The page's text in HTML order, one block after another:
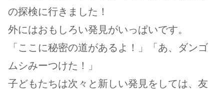
の探検に行きました！
外にはおもしろい発見がいっぱいです。
「ここに秘密の道があるよ！」「あ、ダンゴ
ムシみーつけた！」
子どもたちは次々と新しい発見をしては、友